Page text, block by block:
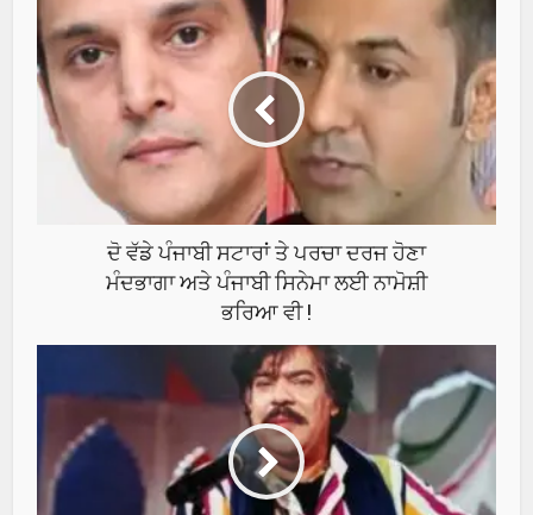
ਦੋ ਵੱਡੇ ਪੰਜਾਬੀ ਸਟਾਰਾਂ ਤੇ ਪਰਚਾ ਦਰਜ ਹੋਣਾ
ਮੰਦਭਾਗਾ ਅਤੇ ਪੰਜਾਬੀ ਸਿਨੇਮਾ ਲਈ ਨਾਮੋਸ਼ੀ
ਭਰਿਆ ਵੀ !